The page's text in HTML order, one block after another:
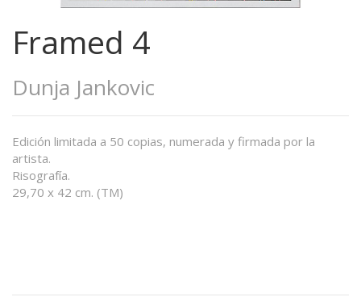
Framed 4
Dunja Jankovic
Edición limitada a 50 copias, numerada y firmada por la
artista.
Risografía.
29,70 x 42 cm. (TM)